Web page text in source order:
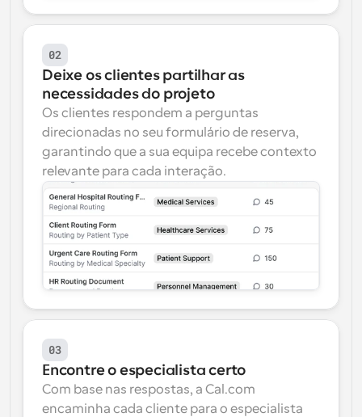
02
Deixe os clientes partilhar as
necessidades do projeto
Os clientes respondem a perguntas
direcionadas no seu formulário de reserva,
garantindo que a sua equipa recebe contexto
relevante para cada interação.
03
Encontre o especialista certo
Com base nas respostas, a Cal.com
encaminha cada cliente para o especialista